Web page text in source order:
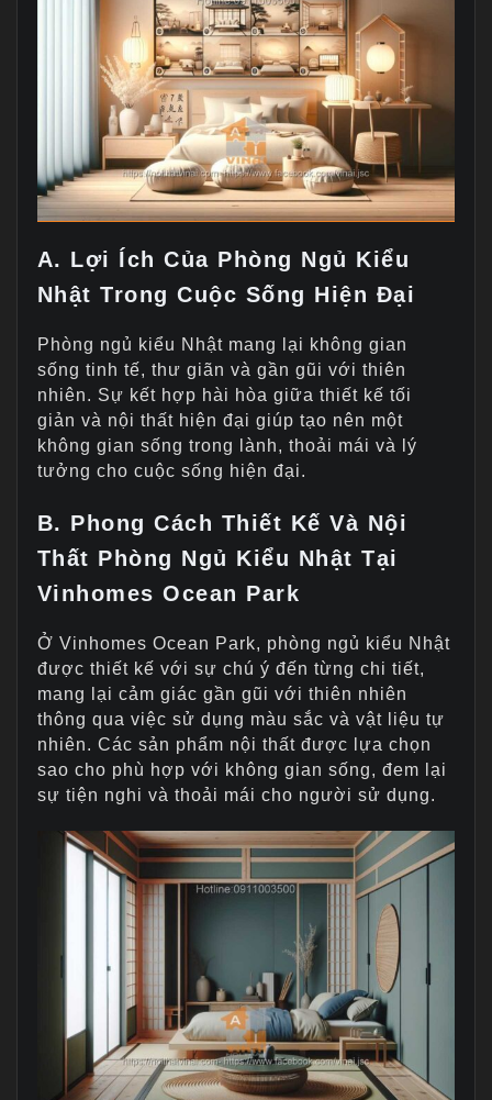
A. Lợi Ích Của Phòng Ngủ Kiểu
Nhật Trong Cuộc Sống Hiện Đại
Phòng ngủ kiểu Nhật mang lại không gian
sống tinh tế, thư giãn và gần gũi với thiên
nhiên. Sự kết hợp hài hòa giữa thiết kế tối
giản và nội thất hiện đại giúp tạo nên một
không gian sống trong lành, thoải mái và lý
tưởng cho cuộc sống hiện đại.
B. Phong Cách Thiết Kế Và Nội
Thất Phòng Ngủ Kiểu Nhật Tại
Vinhomes Ocean Park
Ở Vinhomes Ocean Park, phòng ngủ kiểu Nhật
được thiết kế với sự chú ý đến từng chi tiết,
mang lại cảm giác gần gũi với thiên nhiên
thông qua việc sử dụng màu sắc và vật liệu tự
nhiên. Các sản phẩm nội thất được lựa chọn
sao cho phù hợp với không gian sống, đem lại
sự tiện nghi và thoải mái cho người sử dụng.